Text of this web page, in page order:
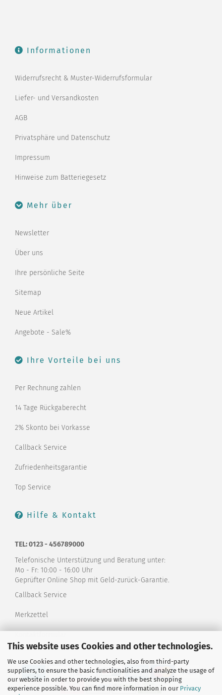
This website uses Cookies and other technologies.
We use Cookies and other technologies, also from third-party
suppliers, to ensure the basic functionalities and analyze the usage of
our website in order to provide you with the best shopping
experience possible. You can find more information in our Privacy
Informationen
Widerrufsrecht & Muster-Widerrufsformular
Liefer- und Versandkosten
AGB
Privatsphäre und Datenschutz
Impressum
Hinweise zum Batteriegesetz
Mehr über
Newsletter
Über uns
Ihre persönliche Seite
Sitemap
Neue Artikel
Angebote - Sale%
Ihre Vorteile bei uns
Per Rechnung zahlen
14 Tage Rückgaberecht
2% Skonto bei Vorkasse
Callback Service
Zufriedenheitsgarantie
Top Service
Hilfe & Kontakt
TEL: 0123 - 456789000
Telefonische Unterstützung und Beratung unter:
Mo - Fr: 10:00 - 16:00 Uhr
Geprüfter Online Shop mit Geld-zurück-Garantie.
Callback Service
Merkzettel